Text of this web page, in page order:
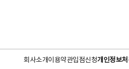
회사소개이용약관입점신청개인정보